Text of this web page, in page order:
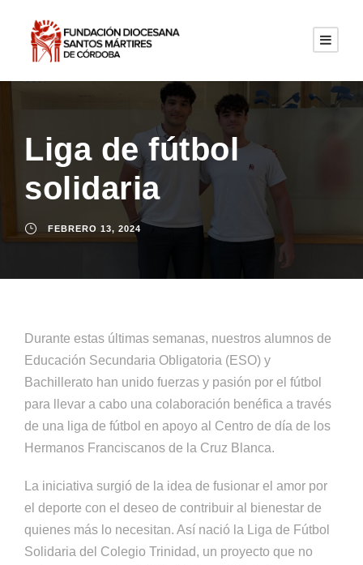
Liga de fútbol
solidaria
FEBRERO 13, 2024
Durante estas últimas semanas, nuestros alumnos de
Educación Secundaria Obligatoria (ESO) y
Bachillerato han unido fuerzas y pasión por el fútbol
para llevar a cabo una colaboración benéfica a través
de una liga de fútbol en apoyo al Centro de día de los
Hermanos Franciscanos de la Cruz Blanca.
La iniciativa surgió de la idea de fusionar el amor por
el deporte con el deseo de contribuir al bienestar de
quienes más lo necesitan. Así nació la Liga de Fútbol
Solidaria del Colegio Trinidad, un proyecto que no